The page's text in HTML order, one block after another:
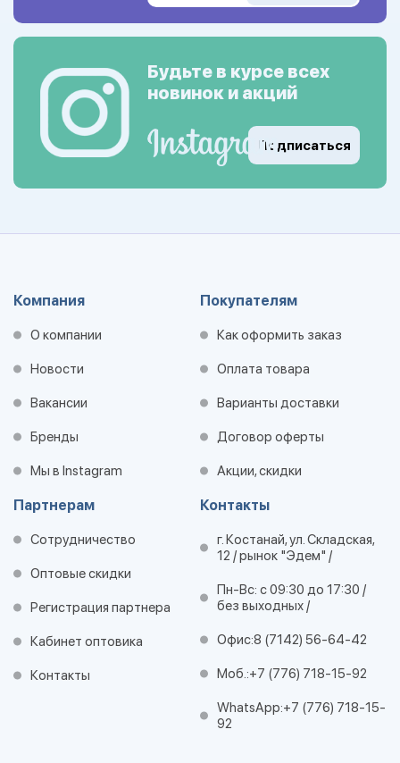
Будьте в курсе всех
новинок и акций
Подписаться
Компания
О компании
Новости
Вакансии
Бренды
Мы в Instagram
Покупателям
Как оформить заказ
Оплата товара
Варианты доставки
Договор оферты
Акции, скидки
Партнерам
Сотрудничество
Оптовые скидки
Регистрация партнера
Кабинет оптовика
Контакты
Контакты
г. Костанай, ул. Складская,
12 / рынок "Эдем" /
Пн-Вс: с 09:30 до 17:30 /
без выходных /
Офис:8 (7142) 56-64-42
Моб.:+7 (776) 718-15-92
WhatsApp:+7 (776) 718-15-
92